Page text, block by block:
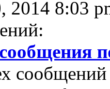
2014 8:03